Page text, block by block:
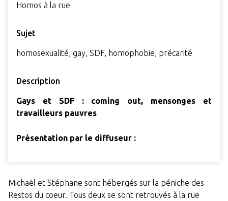
Homos à la rue
Sujet
homosexualité, gay, SDF, homophobie, précarité
Description
Gays et SDF : coming out, mensonges et
travailleurs pauvres
Présentation par le diffuseur :
Michaël et Stéphane sont hébergés sur la péniche des
Restos du coeur. Tous deux se sont retrouvés à la rue